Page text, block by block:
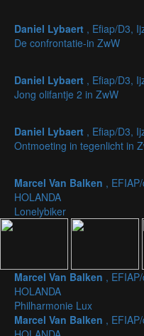
Daniel Lybaert , Efiap/D3,
De confrontatie-in ZwW
Daniel Lybaert , Efiap/D3,
Jong olifantje 2 in ZwW
Daniel Lybaert , Efiap/D3,
Ontmoeting in tegenlicht in
Marcel Van Balken ,
HOLANDA
Lonelybiker
Marcel Van Balken ,
HOLANDA
Philharmonie Lux
Marcel Van Balken ,